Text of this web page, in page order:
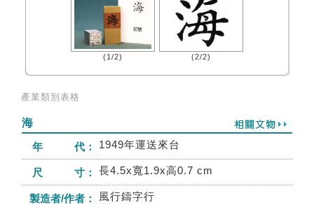
(1/2) (2/2)
產業類別表格
海
年 代：
1949年運送來台
尺 寸： 長4.5x寬1.9x高0.7 cm
製造者/作者： 風行鑄字行